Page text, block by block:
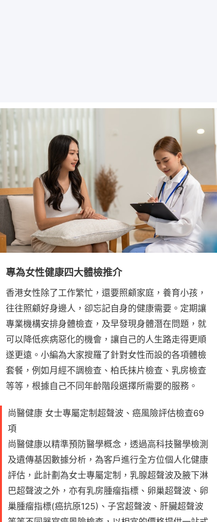
專為女性健康四大體檢推介
香港女性除了工作繁忙，還要照顧家庭，養育小孩，
往往照顧好身邊人，卻忘記自身的健康需要。定期讓
專業機構安排身體檢查，及早發現身體潛在問題，就
可以降低疾病惡化的機會，讓自己的人生路走得更順
遂更遠。小編為大家搜羅了針對女性而設的各項體檢
套餐，例如月經不調檢查、柏氏抹片檢查、乳房檢查
等等，根據自己不同年齡階段選擇所需要的服務。
尚醫健康 女士專屬定制超聲波、癌風險評估檢查69
項
尚醫健康以精準預防醫學概念，透過高科技醫學檢測
及遺傳基因數據分析，為客戶進行全方位個人化健康
評估，此計劃為女士專屬定制，乳腺超聲波及腋下淋
巴超聲波之外，亦有乳房腫瘤指標、卵巢超聲波、卵
巢腫瘤指標(癌抗原125)、子宮超聲波、肝臟超聲波